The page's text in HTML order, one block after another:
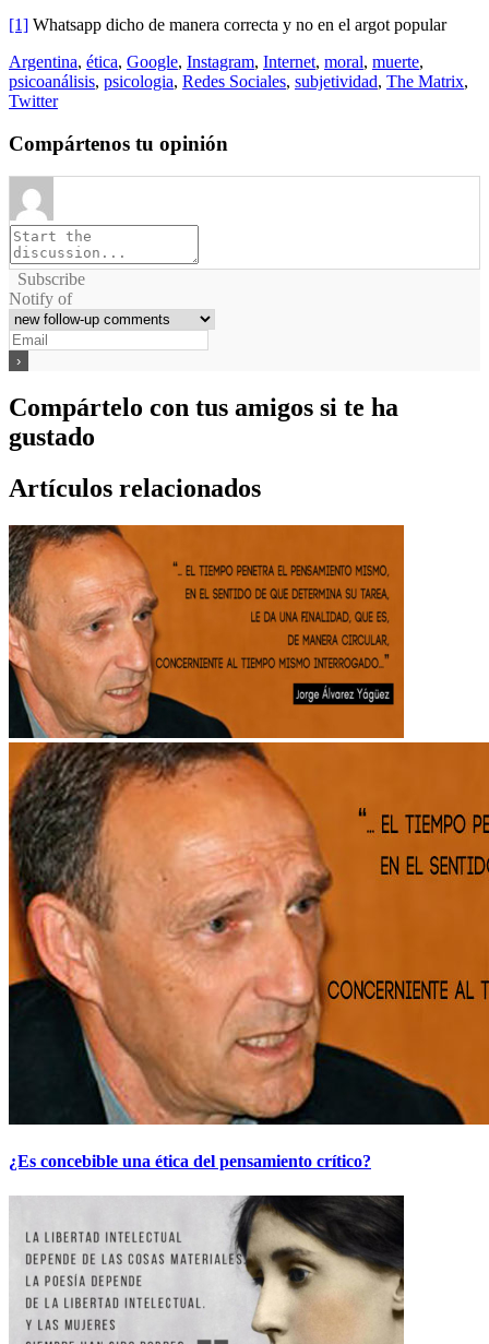
[1] Whatsapp dicho de manera correcta y no en el argot popular
Argentina, ética, Google, Instagram, Internet, moral, muerte,
psicoanálisis, psicologia, Redes Sociales, subjetividad, The Matrix,
Twitter
Compártenos tu opinión
Subscribe
Notify of
Compártelo con tus amigos si te ha
gustado
Artículos relacionados
¿Es concebible una ética del pensamiento crítico?